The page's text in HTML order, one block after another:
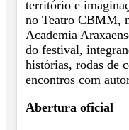
território e
no Teatro CBMM,
Academia
do festival,
histórias, rodas de
encontros com
Abertura oficial